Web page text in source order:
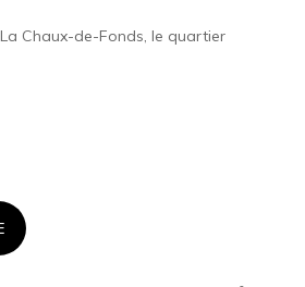
Chaux-de-Fonds, le quartier